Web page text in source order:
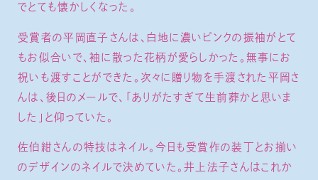
でとても懐かしくなった。
受賞者の平岡直子さんは、白地に濃いピンクの振袖がとて
もお似合いで、袖に散った花柄が愛らしかった。無事にお
祝いも渡すことができた。次々に贈り物を手渡された平岡さ
んは、後日のメールで、「ありがたすぎて生前葬かと思いま
した」と仰っていた。
佐伯紺さんの特技はネイル。今日も受賞作の装丁とお揃い
のデザインのネイルで決めていた。井上法子さんはこれか